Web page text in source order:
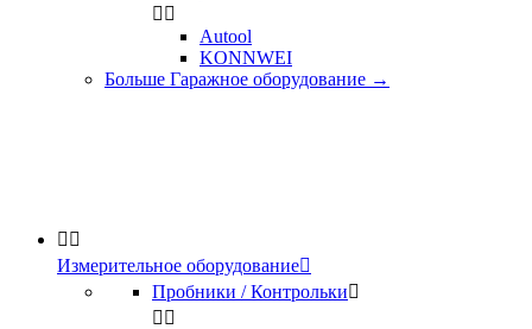
 
Autool
KONNWEI
Больше Гаражное оборудование →
 
Измерительное оборудование
Пробники / Контрольки
 